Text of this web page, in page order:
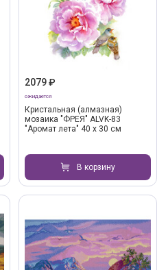
2079 ₽
ожидается
Кристальная (алмазная)
мозаика "ФРЕЯ" ALVK-83
"Аромат лета" 40 х 30 см
В корзину